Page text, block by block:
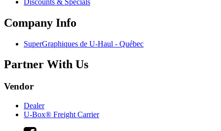
Company Info
SuperGraphiques de U-Haul - Québec
Partner With Us
Vendor
Dealer
U-Box® Freight Carrier